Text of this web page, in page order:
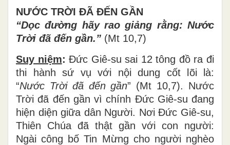
NƯỚC TRỜI ĐÃ ĐẾN GẦN
“Dọcđường hãy rao giảng rằng: Nước
Trời đã đến gần.” (Mt 10,7)
Suy niệm: Đức Giê-su sai 12 tông đồrađi
thi hành sứ vụ với nội dung cốt lõi là:
“Nước Trời đã đến gần” (Mt 10,7). Nước
Trờiđã đến gần vì chính Đức Giê-su đang
hiện diện giữa dân Người. NơiĐức Giê-su,
Thiên Chúa đã thật gần với con người:
Ngài công bố Tin Mừng cho người nghèo